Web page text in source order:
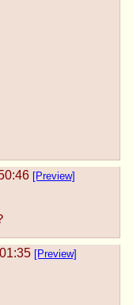
[Preview]
[Preview]